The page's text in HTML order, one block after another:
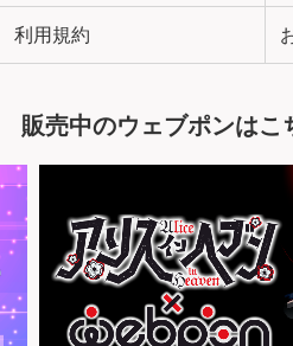
利用規約
販売中のウェブポンはこ